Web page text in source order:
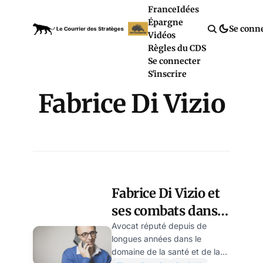
FranceIdées
Épargne
Vidéos
Règles du CDS
Se connecter
S'inscrire
Se
Fabrice Di Vizio
Fabrice Di Vizio et
ses combats dans
la crise du Covid –
Entretien avec
Avocat réputé depuis de
longues années dans le
domaine de la santé et de la